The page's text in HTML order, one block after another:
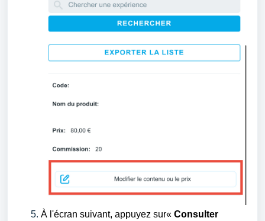
À l'écran suivant, appuyez sur« Consulter